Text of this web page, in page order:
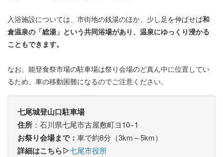
入浴施設については、市街地の銭湯のほか、少し足を伸ばせば和
倉温泉の「総湯」という共同浴場があり、温泉にゆっくり浸かる
こともできます。
なお、能登食祭市場の駐車場は祭り会場のど真ん中に位置してい
るため、車の移動困難になるのでご注意ください。
七尾城登山口駐車場
住所 ：石川県七尾市古屋敷町ヨ10−1
お祭り会場まで： 車で約8分（3km～5km）
詳細はこちら▷七尾市役所